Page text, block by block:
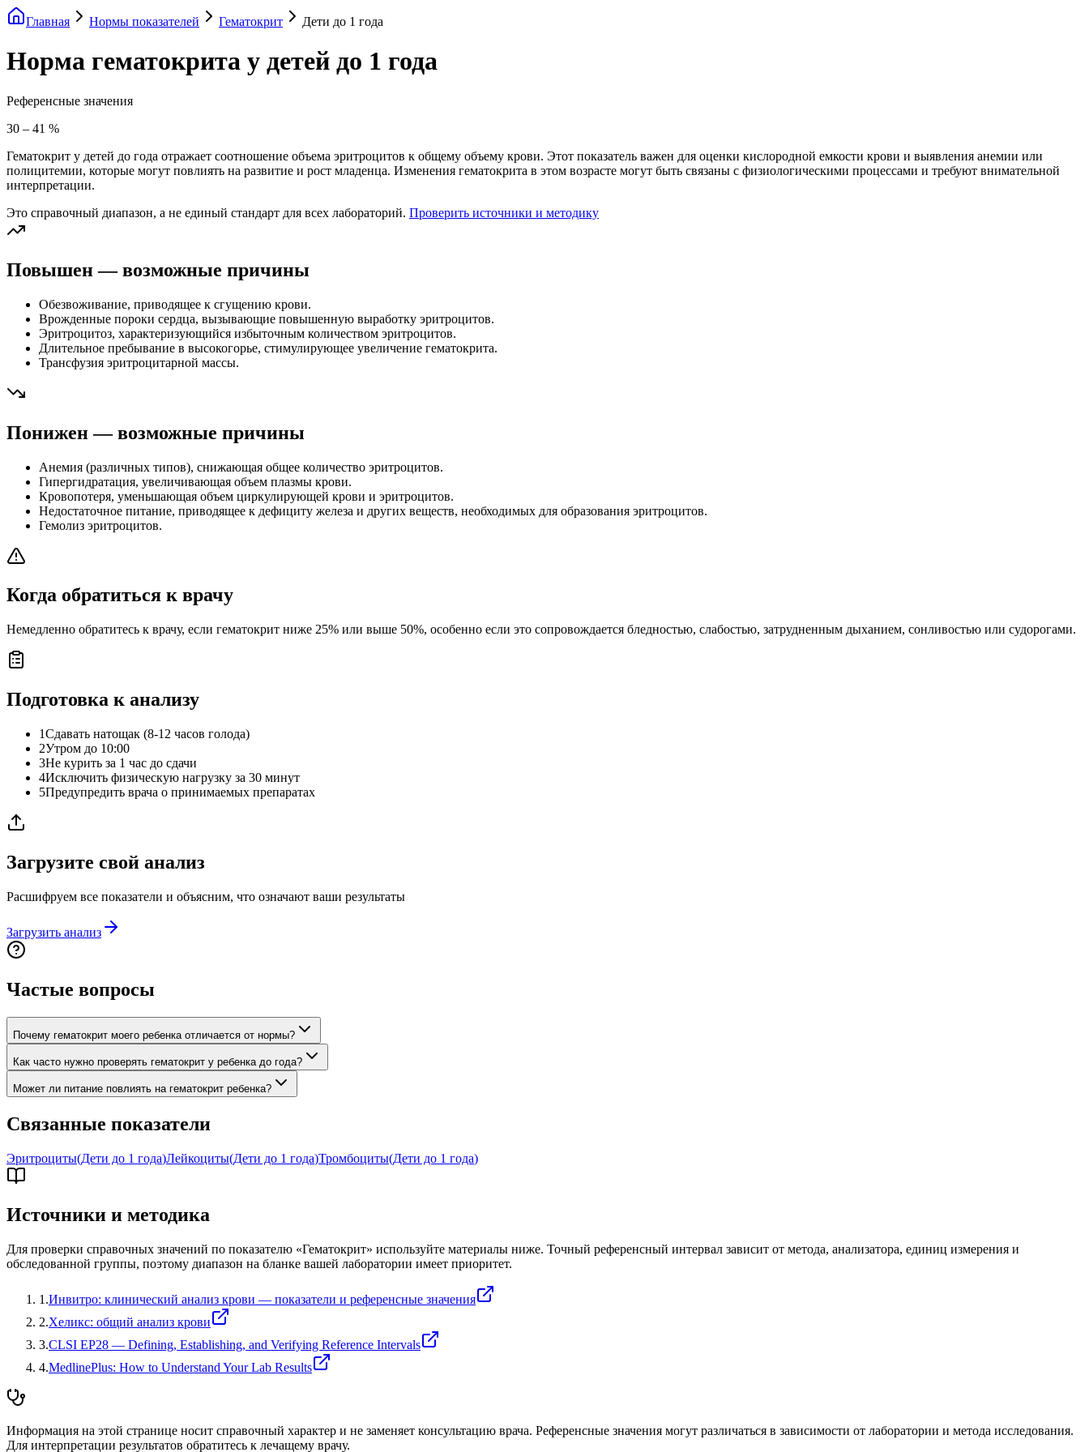
Главная Нормы показателей Гематокрит Дети до 1 года
Норма гематокрита у детей до 1 года
Референсные значения
30 – 41 %
Гематокрит у детей до года отражает соотношение объема эритроцитов к общему объему крови. Этот показатель важен для оценки кислородной емкости крови и выявления анемии или
полицитемии, которые могут повлиять на развитие и рост младенца. Изменения гематокрита в этом возрасте могут быть связаны с физиологическими процессами и требуют внимательной
интерпретации.
Это справочный диапазон, а не единый стандарт для всех лабораторий. Проверить источники и методику
Повышен — возможные причины
Обезвоживание, приводящее к сгущению крови.
Врожденные пороки сердца, вызывающие повышенную выработку эритроцитов.
Эритроцитоз, характеризующийся избыточным количеством эритроцитов.
Длительное пребывание в высокогорье, стимулирующее увеличение гематокрита.
Трансфузия эритроцитарной массы.
Понижен — возможные причины
Анемия (различных типов), снижающая общее количество эритроцитов.
Гипергидратация, увеличивающая объем плазмы крови.
Кровопотеря, уменьшающая объем циркулирующей крови и эритроцитов.
Недостаточное питание, приводящее к дефициту железа и других веществ, необходимых для образования эритроцитов.
Гемолиз эритроцитов.
Когда обратиться к врачу
Немедленно обратитесь к врачу, если гематокрит ниже 25% или выше 50%, особенно если это сопровождается бледностью, слабостью, затрудненным дыханием, сонливостью или судорогами.
Подготовка к анализу
1Сдавать натощак (8-12 часов голода)
2Утром до 10:00
3Не курить за 1 час до сдачи
4Исключить физическую нагрузку за 30 минут
5Предупредить врача о принимаемых препаратах
Загрузите свой анализ
Расшифруем все показатели и объясним, что означают ваши результаты
Загрузить анализ
Частые вопросы
Почему гематокрит моего ребенка отличается от нормы?
Как часто нужно проверять гематокрит у ребенка до года?
Может ли питание повлиять на гематокрит ребенка?
Связанные показатели
Эритроциты(Дети до 1 года)Лейкоциты(Дети до 1 года)Тромбоциты(Дети до 1 года)
Источники и методика
Для проверки справочных значений по показателю «Гематокрит» используйте материалы ниже. Точный референсный интервал зависит от метода, анализатора, единиц измерения и
обследованной группы, поэтому диапазон на бланке вашей лаборатории имеет приоритет.
1 .Инвитро: клинический анализ крови — показатели и референсные значения
2.Хеликс: общий анализ крови
3.CLSI EP28 — Defining, Establishing, and Verifying Reference Intervals
4.MedlinePlus: How to Understand Your Lab Results
Информация на этой странице носит справочный характер и не заменяет консультацию врача. Референсные значения могут различаться в зависимости от лаборатории и метода исследования.
Для интерпретации результатов обратитесь к лечащему врачу.